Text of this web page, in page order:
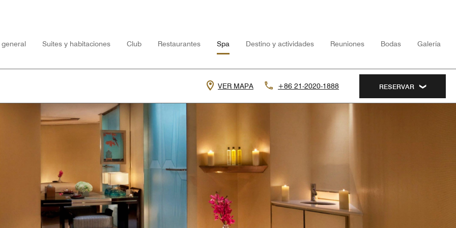
general Suites y habitaciones Club Restaurantes Spa Destino y actividades Reuniones Bodas Galería
VER MAPA +86 21-2020-1888 RESERVAR